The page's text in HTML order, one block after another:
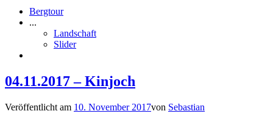
Bergtour
...
Landschaft
Slider
04.11.2017 – Kinjoch
Veröffentlicht am 10. November 2017von Sebastian